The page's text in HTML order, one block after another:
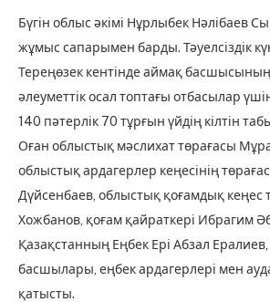
Бүгін облыс әкімі Нұрлыбек Нәлібаев
жұмыс сапарымен барды. Тәуелсіздік
Тереңөзек кентінде аймақ
әлеуметтік осал топтағы отбасылар
140 пәтерлік 70 тұрғын үйдің кілтін
Оған облыстық мәслихат төрағасы
облыстық ардагерлер кеңесінің
Дүйсенбаев, облыстық қоғамдық кеңес
Хожбанов, қоғам қайраткері Ибрагим
Қазақстанның Еңбек Ері Абзал
басшылары, еңбек ардагерлері мен
қатысты.